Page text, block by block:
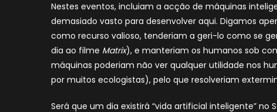
Nestes eventos, incluiam a acção de máquinas
demasiado vasto para desenvolver aqui. Digamos
como recurso valioso, tenderiam a geri-lo como se
dia ao filme Matrix), e manteriam os humanos sob
máquinas poderiam não ver qualquer utilidade nos
por muitos ecologistas), pelo que resolveriam
Será que um dia existirá “vida artificial inteligente” no